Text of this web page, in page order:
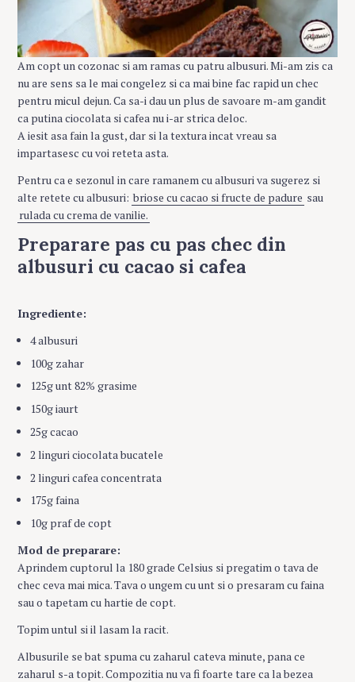
Am copt un cozonac si am ramas cu patru albusuri. Mi-am zis ca
nu are sens sa le mai congelez si ca mai bine fac rapid un chec
pentru micul dejun. Ca sa-i dau un plus de savoare m-am gandit
ca putina ciocolata si cafea nu i-ar strica deloc.
A iesit asa fain la gust, dar si la textura incat vreau sa
impartasesc cu voi reteta asta.
Pentru ca e sezonul in care ramanem cu albusuri va sugerez si
alte retete cu albusuri: briose cu cacao si fructe de padure sau
rulada cu crema de vanilie.
Preparare pas cu pas chec din
albusuri cu cacao si cafea
Ingrediente:
4 albusuri
100g zahar
125g unt 82% grasime
150g iaurt
25g cacao
2 linguri ciocolata bucatele
2 linguri cafea concentrata
175g faina
10g praf de copt
Mod de preparare:
Aprindem cuptorul la 180 grade Celsius si pregatim o tava de
chec ceva mai mica. Tava o ungem cu unt si o presaram cu faina
sau o tapetam cu hartie de copt.
Topim untul si il lasam la racit.
Albusurile se bat spuma cu zaharul cateva minute, pana ce
zaharul s-a topit. Compozitia nu va fi foarte tare ca la bezea